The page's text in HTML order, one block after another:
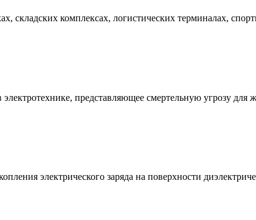
складских комплексах, логистических терминалах,
представляющее смертельную угрозу для
электрического заряда на поверхности